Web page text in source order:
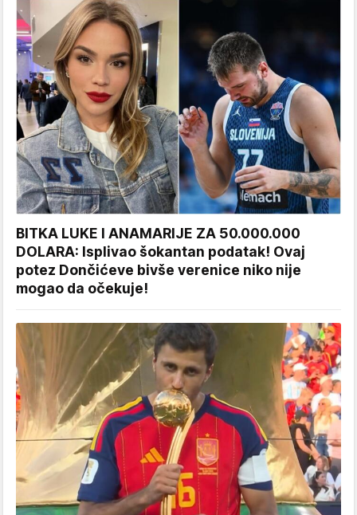
BITKA LUKE I ANAMARIJE ZA 50.000.000
DOLARA: Isplivao šokantan podatak! Ovaj
potez Dončićeve bivše verenice niko nije
mogao da očekuje!